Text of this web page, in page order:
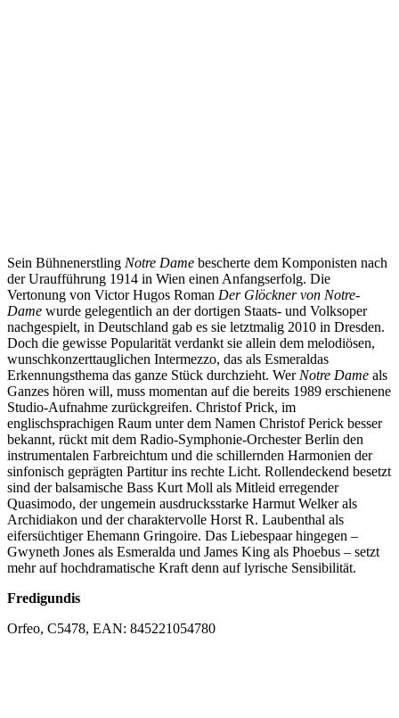
Sein Bühnenerstling Notre Dame bescherte dem Komponisten nach
der Uraufführung 1914 in Wien einen Anfangserfolg. Die
Vertonung von Victor Hugos Roman Der Glöckner von Notre-
Dame wurde gelegentlich an der dortigen Staats- und Volksoper
nachgespielt, in Deutschland gab es sie letztmalig 2010 in Dresden.
Doch die gewisse Popularität verdankt sie allein dem melodiösen,
wunschkonzerttauglichen Intermezzo, das als Esmeraldas
Erkennungsthema das ganze Stück durchzieht. Wer Notre Dame als
Ganzes hören will, muss momentan auf die bereits 1989 erschienene
Studio-Aufnahme zurückgreifen. Christof Prick, im
englischsprachigen Raum unter dem Namen Christof Perick besser
bekannt, rückt mit dem Radio-Symphonie-Orchester Berlin den
instrumentalen Farbreichtum und die schillernden Harmonien der
sinfonisch geprägten Partitur ins rechte Licht. Rollendeckend besetzt
sind der balsamische Bass Kurt Moll als Mitleid erregender
Quasimodo, der ungemein ausdrucksstarke Harmut Welker als
Archidiakon und der charaktervolle Horst R. Laubenthal als
eifersüchtiger Ehemann Gringoire. Das Liebespaar hingegen –
Gwyneth Jones als Esmeralda und James King als Phoebus – setzt
mehr auf hochdramatische Kraft denn auf lyrische Sensibilität.
Fredigundis
Orfeo, C5478, EAN: 845221054780